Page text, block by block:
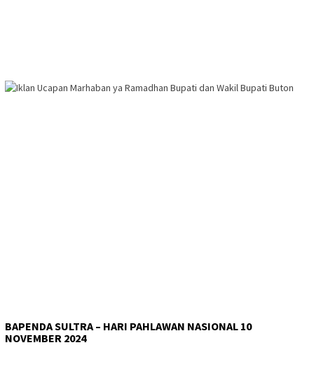
BAPENDA SULTRA – HARI PAHLAWAN NASIONAL 10
NOVEMBER 2024